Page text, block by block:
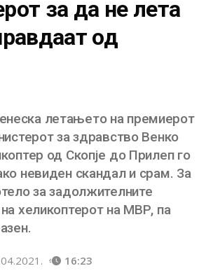
за да не лета
од
летањето на премиерот
за здравство Венко
од Скопје до Прилеп го
невиден скандал и срам. За
за задолжителните
хеликоптерот на МВР, па
16:23